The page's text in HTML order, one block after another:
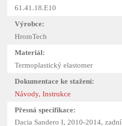
61.41.18.E10
Výrobce:
HromTech
Materiál:
Termoplastický elastomer
Dokumentace ke stažení:
Návody, Instrukce
Přesná specifikace:
Dacia Sandero I, 2010-2014, zadní